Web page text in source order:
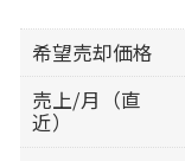
希望売却価格
売上/月（直
近）